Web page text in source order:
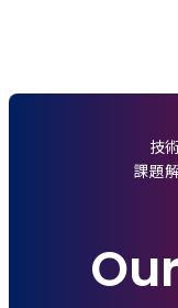
技
課題